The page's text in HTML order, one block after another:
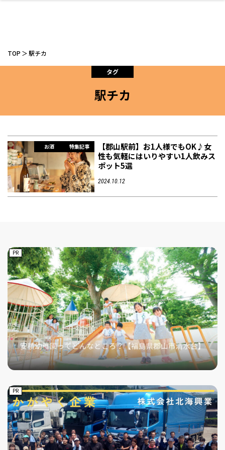
スイーツ
お酒 洋食
和食 わんぱく 福島ローカルグル
メ
パン アジア・エスニッ
ク
テイクアウト
ランチ その他
泊まる
デート・友達と ひとりで
温泉 体験 名所
レジャー・スポー
ツ施設
非日常 イベントレポート
その他
ネイルサロン
美容アイテム エイジングケア
フィットネス・や
せたい
鍼灸・整体・リラ
クゼーション
まつ毛サロン
脱毛 温活・サウナ 歯列矯正・審美歯
科
その他
雑貨
スポーツ・アウト
ドア
ギフト・お土産
インテリア 食品・酒 生活を彩るモノ
その他
お金のこと
保険 病院・クリニック
趣味・スキルアッ
プ
保育園・こども園 子どもの習い事・
塾
幼稚園 教育 ライフイベント
その他
新築体験談
リフォーム・リノ
ベーション
自治体インフォ
TOP 駅チカ
タグ
駅チカ
お酒 特集記事
【郡山駅前】お1人様でもOK♪女
性も気軽にはいりやすい1人飲みス
ポット5選
2024.10.12
PR
PR